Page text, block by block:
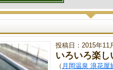
投稿日：2015年11
いろいろ楽し
（ 月岡温泉 浪花屋